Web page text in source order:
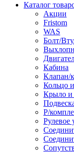
Каталог
Акции
Fristom
WAS
Болт/
Кабина
Клапан/
Кольцо
Крыло и
Р/
Рулевое